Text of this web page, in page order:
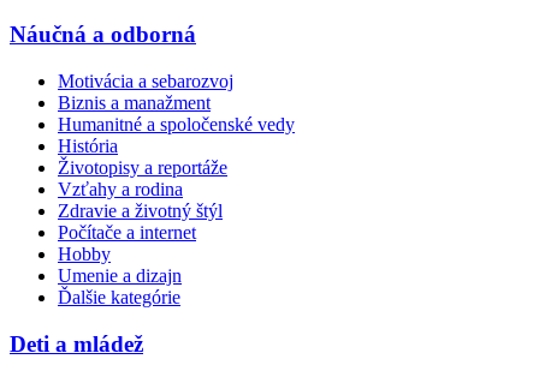
Náučná a odborná
Motivácia a sebarozvoj
Biznis a manažment
Humanitné a spoločenské vedy
História
Životopisy a reportáže
Vzťahy a rodina
Zdravie a životný štýl
Počítače a internet
Hobby
Umenie a dizajn
Ďalšie kategórie
Deti a mládež